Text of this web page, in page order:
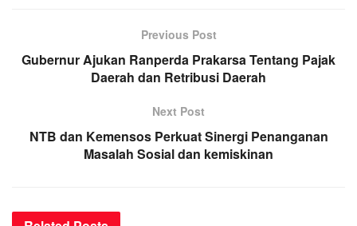
Previous Post
Gubernur Ajukan Ranperda Prakarsa Tentang Pajak
Daerah dan Retribusi Daerah
Next Post
NTB dan Kemensos Perkuat Sinergi Penanganan
Masalah Sosial dan kemiskinan